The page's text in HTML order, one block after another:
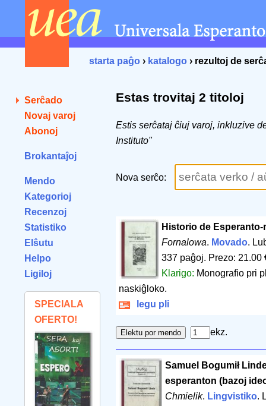
starta paĝo › katalogo › rezultoj de
Serĉado
Novaj varoj
Abonoj
Brokantaĵoj
Mendo
Kategorioj
Recenzoj
Statistiko
Elŝutu
Helpo
Ligiloj
SPECIALA
OFERTO!
Estas trovitaj 2 titoloj
Estis serĉataj ĉiuj varoj, inkluzive
Instituto"
Nova serĉo:
Historio de
Fornalowa. Movado.
337 paĝoj. Prezo: 21.00
Klarigo: Monografio pri
naskiĝloko.
legu pli
ekz.
Samuel Bogumił
esperanton (bazoj
Chmielik. Lingvistiko.